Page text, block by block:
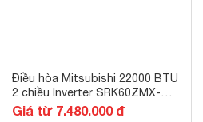
Điều hòa Mitsubishi 22000 BTU
2 chiều Inverter SRK60ZMX-S
gas R-410A
Giá từ 7.480.000 đ